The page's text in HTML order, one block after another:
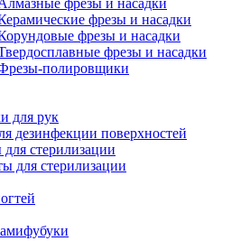
фрезы и насадки
фрезы и насадки
фрезы и насадки
фрезы и насадки
полировщики
для рук
дезинфекции поверхностей
стерилизации
для стерилизации